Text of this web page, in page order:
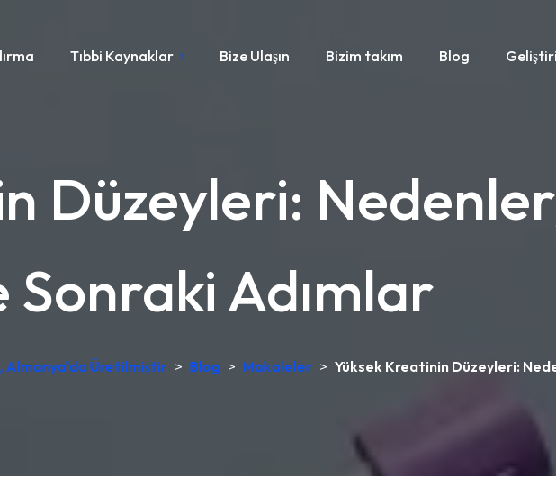
Tıbbi Kaynaklar Bize Ulaşın Bizim takım Blog
Düzeyleri:
Sonraki Adımlar
Almanya'da Üretilmiştir > Blog > Makaleler > Yüksek Kreatinin Düzeyleri: